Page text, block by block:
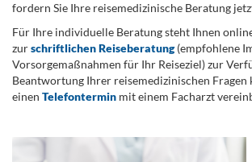
fordern Sie Ihre reisemedizinische Beratung
Für Ihre individuelle Beratung steht Ihnen
zurschriftlichen Reiseberatung(empfohlene
Vorsorgemaßnahmen für Ihr Reiseziel) zur
Beantwortung Ihrer reisemedizinischen Fragen
einen Telefontermin mit einem Facharzt